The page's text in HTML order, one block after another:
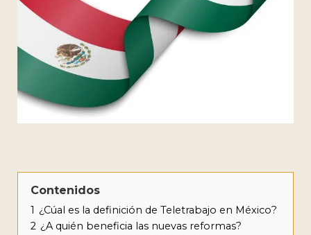
Contenidos
1 ¿Cúal es la definición de Teletrabajo en México?
2 ¿A quién beneficia las nuevas reformas?